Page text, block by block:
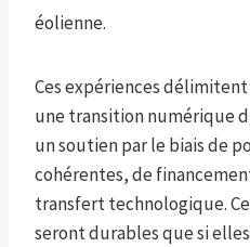
éolienne.
Ces expériences
une transition numérique
un soutien par le biais de
cohérentes, de
transfert technologique.
seront durables que si